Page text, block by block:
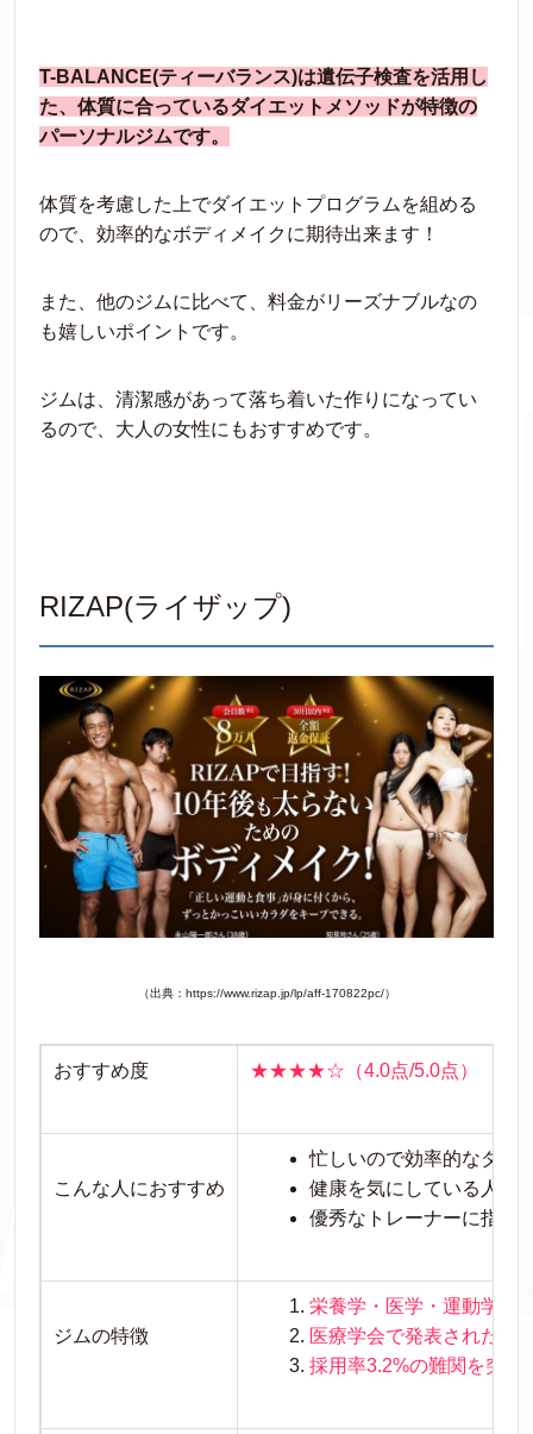
T-BALANCE(ティーバランス)は遺伝子検査を活用し
た、体質に合っているダイエットメソッドが特徴の
パーソナルジムです。
体質を考慮した上でダイエットプログラムを組める
ので、効率的なボディメイクに期待出来ます！
また、他のジムに比べて、料金がリーズナブルなの
も嬉しいポイントです。
ジムは、清潔感があって落ち着いた作りになってい
るので、大人の女性にもおすすめです。
RIZAP(ライザップ)
（出典：https://www.rizap.jp/lp/aff-170822pc/）
おすすめ度 ★★★★☆（4.0点/5.0点）
こんな人におすすめ
忙しいので効率的なダイ
健康を気にしている人
優秀なトレーナーに指導
ジムの特徴
栄養学・医学・運動学・
医療学会で発表された健
採用率3.2%の難関を突破